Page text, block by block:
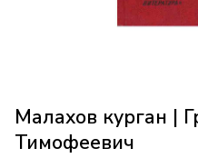
Малахов курган |
Тимофеевич